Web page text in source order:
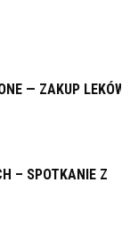
— ZAKUP LEKÓW
– SPOTKANIE Z